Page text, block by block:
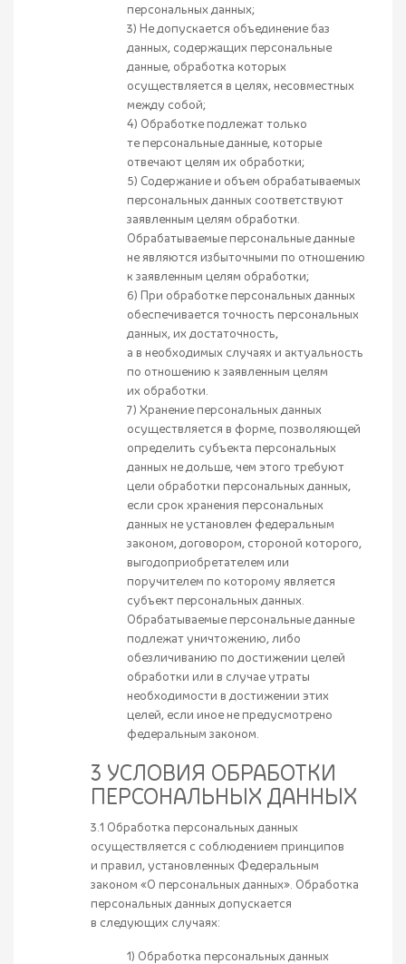
персональных данных;
3) Не допускается объединение баз
данных, содержащих персональные
данные, обработка которых
осуществляется в целях, несовместных
между собой;
4) Обработке подлежат только
те персональные данные, которые
отвечают целям их обработки;
5) Содержание и объем обрабатываемых
персональных данных соответствуют
заявленным целям обработки.
Обрабатываемые персональные данные
не являются избыточными по отношению
к заявленным целям обработки;
6) При обработке персональных данных
обеспечивается точность персональных
данных, их достаточность,
а в необходимых случаях и актуальность
по отношению к заявленным целям
их обработки.
7) Хранение персональных данных
осуществляется в форме, позволяющей
определить субъекта персональных
данных не дольше, чем этого требуют
цели обработки персональных данных,
если срок хранения персональных
данных не установлен федеральным
законом, договором, стороной которого,
выгодоприобретателем или
поручителем по которому является
субъект персональных данных.
Обрабатываемые персональные данные
подлежат уничтожению, либо
обезличиванию по достижении целей
обработки или в случае утраты
необходимости в достижении этих
целей, если иное не предусмотрено
федеральным законом.
3 УСЛОВИЯ ОБРАБОТКИ
ПЕРСОНАЛЬНЫХ ДАННЫХ
3.1 Обработка персональных данных
осуществляется с соблюдением принципов
и правил, установленных Федеральным
законом «О персональных данных». Обработка
персональных данных допускается
в следующих случаях:
1) Обработка персональных данных